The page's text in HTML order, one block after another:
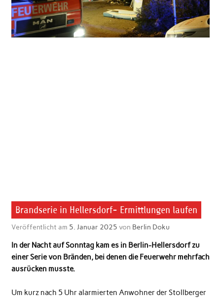
Brandserie in Hellersdorf- Ermittlungen laufen
Veröffentlicht am 5. Januar 2025 von Berlin Doku
In der Nacht auf Sonntag kam es in Berlin-Hellersdorf zu
einer Serie von Bränden, bei denen die Feuerwehr mehrfach
ausrücken musste.
Um kurz nach 5 Uhr alarmierten Anwohner der Stollberger